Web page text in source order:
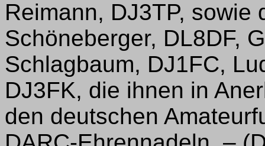
Reimann, DJ3TP, sowie
Schöneberger, DL8DF,
Schlagbaum, DJ1FC,
DJ3FK, die ihnen in
den deutschen